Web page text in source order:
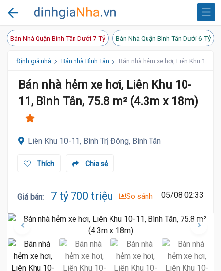
Bán Nhà Quận Bình Tân Dưới 7 Tỷ Bán Nhà Quận Bình Tân Dưới 6 Tỷ
Định giá nhà Bán nhà Bình Tân Bán nhà hẻm xe hơi, Liên Khu 10-
Bán nhà hẻm xe hơi, Liên Khu 10-
11, Bình Tân, 75.8 m² (4.3m x 18m)
Liên Khu 10-11, Bình Trị Đông, Bình Tân
Chia sẻ
Thích
Giá bán: 7 tỷ 700 triệu So sánh 05/08 02:33